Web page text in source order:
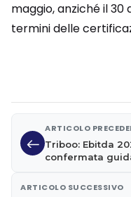
maggio, anziché il
termini delle
ARTICOLO
Triboo: Ebitda
confermata
ARTICOLO SUCCESSIVO